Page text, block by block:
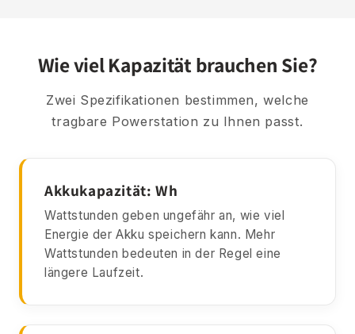
Wie viel Kapazität brauchen Sie?
Zwei Spezifikationen bestimmen, welche
tragbare Powerstation zu Ihnen passt.
Akkukapazität: Wh
Wattstunden geben ungefähr an, wie viel
Energie der Akku speichern kann. Mehr
Wattstunden bedeuten in der Regel eine
längere Laufzeit.